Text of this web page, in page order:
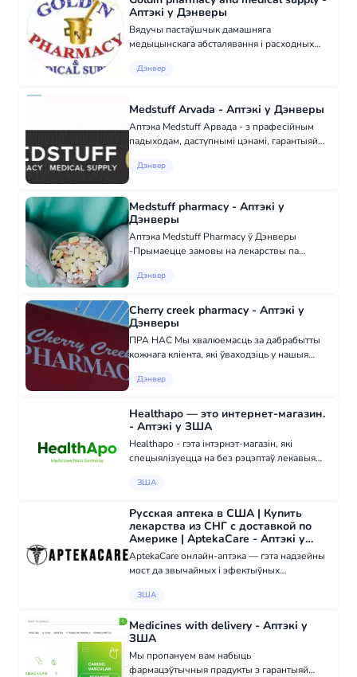
Аптэкі у Дэнверы
Вядучы пастаўшчык дамашняга
медыцынскага абсталявання і расходных
Supply, вядучы пастаўшчык хірургічнага і
Дэнвер
Medstuff Arvada - Аптэкі у Дэнверы
Аптэка Medstuff Арвада - з прафесійным
падыходам, даступнымі цэнамі, гарантыяй
касметыкі, медыцынскіх тавараў і
Дэнвер
Medstuff pharmacy - Аптэкі у
Дэнверы
Аптэка Medstuff Pharmacy ў Дэнверы
-Прымаецце замовы на лекарствы па
лекарстваў, якія не патрабуюць рэцэпта
лячэбнаму лекару для...
Дэнвер
Cherry creek pharmacy - Аптэкі у
Дэнверы
ПРА НАС Мы хвалюемасць за дабрабытты
кожнага кліента, які ўваходзіць у нашыя
часу, каб мець у наяўнасці самы шырокі
прапаноўваць...
Дэнвер
Healthapo — это интернет-магазин.
- Аптэкі у ЗША
Healthapo - гэта інтэрнэт-магазін, які
спецыялізуецца на без рэцэптаў лекавыя
дазваляе кліентам мець доступ да
даст...
ЗША
Русская аптека в США | Купить
лекарства из СНГ с доставкой по
Америке | AptekaCare - Аптэкі у
ЗША
AptekaCare онлайн-аптэка — гэта надзейны
мост да звычайных і эфектыўных
жыхароў ЗША. Мы разумеем, як важна мець
прэпаратаў і з...
ЗША
Medicines with delivery - Аптэкі у
ЗША
Мы пропануем вам набыць
фармацэўтычныя прадукты з гарантыяй